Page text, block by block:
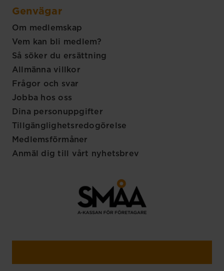
Genvägar
Om medlemskap
Vem kan bli medlem?
Så söker du ersättning
Allmänna villkor
Frågor och svar
Jobba hos oss
Dina personuppgifter
Tillgänglighetsredogörelse
Medlemsförmåner
Anmäl dig till vårt nyhetsbrev